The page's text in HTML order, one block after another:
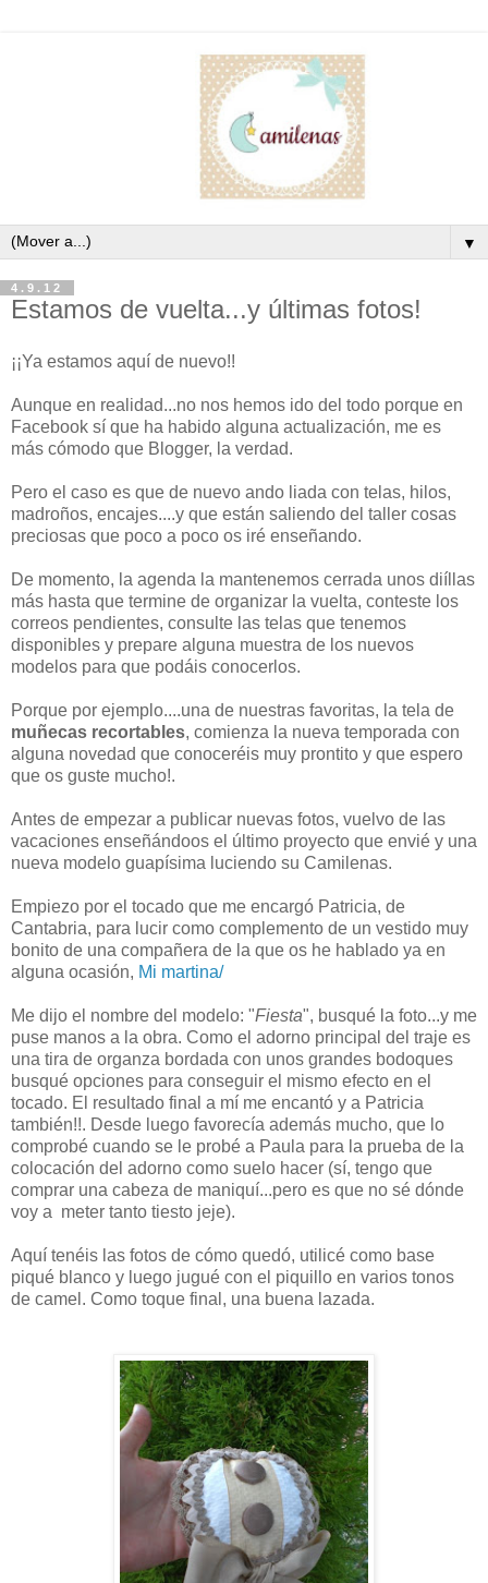
▼
4.9.12
Estamos de vuelta...y últimas fotos!
¡¡Ya estamos aquí de nuevo!!
Aunque en realidad...no nos hemos ido del todo porque en
Facebook sí que ha habido alguna actualización, me es
más cómodo que Blogger, la verdad.
Pero el caso es que de nuevo ando liada con telas, hilos,
madroños, encajes....y que están saliendo del taller cosas
preciosas que poco a poco os iré enseñando.
De momento, la agenda la mantenemos cerrada unos diíllas
más hasta que termine de organizar la vuelta, conteste los
correos pendientes, consulte las telas que tenemos
disponibles y prepare alguna muestra de los nuevos
modelos para que podáis conocerlos.
Porque por ejemplo....una de nuestras favoritas, la tela de
muñecas recortables, comienza la nueva temporada con
alguna novedad que conoceréis muy prontito y que espero
que os guste mucho!.
Antes de empezar a publicar nuevas fotos, vuelvo de las
vacaciones enseñándoos el último proyecto que envié y una
nueva modelo guapísima luciendo su Camilenas.
Empiezo por el tocado que me encargó Patricia, de
Cantabria, para lucir como complemento de un vestido muy
bonito de una compañera de la que os he hablado ya en
alguna ocasión, Mi martina/
Me dijo el nombre del modelo: "Fiesta", busqué la foto...y me
puse manos a la obra. Como el adorno principal del traje es
una tira de organza bordada con unos grandes bodoques
busqué opciones para conseguir el mismo efecto en el
tocado. El resultado final a mí me encantó y a Patricia
también!!. Desde luego favorecía además mucho, que lo
comprobé cuando se le probé a Paula para la prueba de la
colocación del adorno como suelo hacer (sí, tengo que
comprar una cabeza de maniquí...pero es que no sé dónde
voy a meter tanto tiesto jeje).
Aquí tenéis las fotos de cómo quedó, utilicé como base
piqué blanco y luego jugué con el piquillo en varios tonos
de camel. Como toque final, una buena lazada.